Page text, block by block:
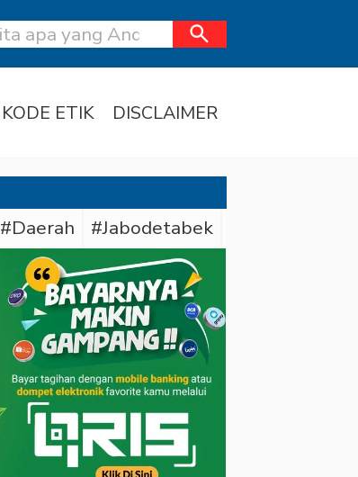
search
KODE ETIK DISCLAIMER
#Daerah #Jabodetabek